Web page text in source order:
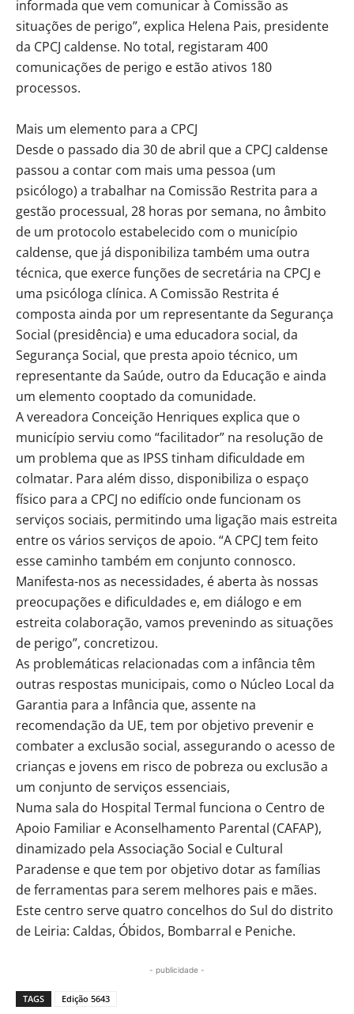
informada que vem comunicar à Comissão as
situações de perigo”, explica Helena Pais, presidente
da CPCJ caldense. No total, registaram 400
comunicações de perigo e estão ativos 180
processos.
Mais um elemento para a CPCJ
Desde o passado dia 30 de abril que a CPCJ caldense
passou a contar com mais uma pessoa (um
psicólogo) a trabalhar na Comissão Restrita para a
gestão processual, 28 horas por semana, no âmbito
de um protocolo estabelecido com o município
caldense, que já disponibiliza também uma outra
técnica, que exerce funções de secretária na CPCJ e
uma psicóloga clínica. A Comissão Restrita é
composta ainda por um representante da Segurança
Social (presidência) e uma educadora social, da
Segurança Social, que presta apoio técnico, um
representante da Saúde, outro da Educação e ainda
um elemento cooptado da comunidade.
A vereadora Conceição Henriques explica que o
município serviu como “facilitador” na resolução de
um problema que as IPSS tinham dificuldade em
colmatar. Para além disso, disponibiliza o espaço
físico para a CPCJ no edifício onde funcionam os
serviços sociais, permitindo uma ligação mais estreita
entre os vários serviços de apoio. “A CPCJ tem feito
esse caminho também em conjunto connosco.
Manifesta-nos as necessidades, é aberta às nossas
preocupações e dificuldades e, em diálogo e em
estreita colaboração, vamos prevenindo as situações
de perigo”, concretizou.
As problemáticas relacionadas com a infância têm
outras respostas municipais, como o Núcleo Local da
Garantia para a Infância que, assente na
recomendação da UE, tem por objetivo prevenir e
combater a exclusão social, assegurando o acesso de
crianças e jovens em risco de pobreza ou exclusão a
um conjunto de serviços essenciais,
Numa sala do Hospital Termal funciona o Centro de
Apoio Familiar e Aconselhamento Parental (CAFAP),
dinamizado pela Associação Social e Cultural
Paradense e que tem por objetivo dotar as famílias
de ferramentas para serem melhores pais e mães.
Este centro serve quatro concelhos do Sul do distrito
de Leiria: Caldas, Óbidos, Bombarral e Peniche.
- publicidade -
TAGS Edição 5643